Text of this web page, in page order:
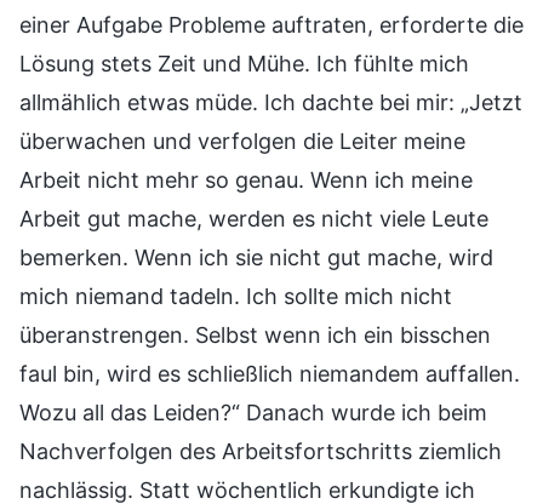
einer Aufgabe Probleme auftraten, erforderte die
Lösung stets Zeit und Mühe. Ich fühlte mich
allmählich etwas müde. Ich dachte bei mir: „Jetzt
überwachen und verfolgen die Leiter meine
Arbeit nicht mehr so genau. Wenn ich meine
Arbeit gut mache, werden es nicht viele Leute
bemerken. Wenn ich sie nicht gut mache, wird
mich niemand tadeln. Ich sollte mich nicht
überanstrengen. Selbst wenn ich ein bisschen
faul bin, wird es schließlich niemandem auffallen.
Wozu all das Leiden?“ Danach wurde ich beim
Nachverfolgen des Arbeitsfortschritts ziemlich
nachlässig. Statt wöchentlich erkundigte ich